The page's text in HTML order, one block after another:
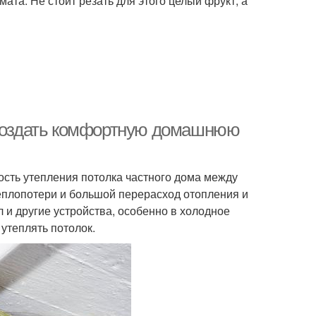
комфортную домашнюю
утепления потолка частного дома между
и большой перерасход отопления и
и другие устройства, особенно в холодное
потолок.